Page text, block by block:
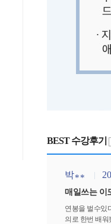
BEST 수강후기
박**
매일쓰는 이
연봉을 벌수있
의로 한번 배